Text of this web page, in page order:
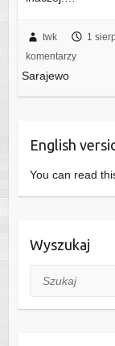
twk 1
komentarzy
Sarajewo
English
You can read
Wyszukaj
Szukaj